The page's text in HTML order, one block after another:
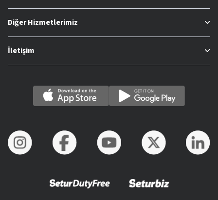
Diğer Hizmetlerimiz
İletişim